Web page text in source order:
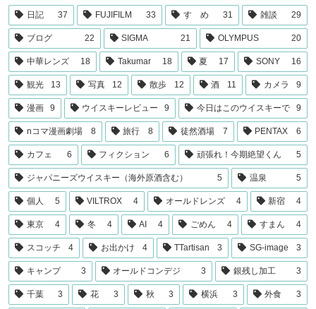
日記 37 FUJIFILM 33 すゝめ 31 雑談 29
ブログ 22 SIGMA 21 OLYMPUS 20
中華レンズ 18 Takumar 18 夏 17 SONY 16
観光 13 写真 12 散歩 12 酒 11 カメラ 9
漫画 9 ウイスキーレビュー 9 今日はこのウイスキーで 9
nコマ漫画劇場 8 旅行 8 徒然酒場 7 PENTAX 6
カフェ 6 フィクション 6 頑張れ！今期絶望くん 5
ジャパニーズウイスキー（海外原酒含む） 5 温泉 5
個人 5 VILTROX 4 オールドレンズ 4 新宿 4
東京 4 冬 4 AI 4 ごめん 4 すまん 4
スコッチ 4 お出かけ 4 TTartisan 3 SG-image 3
キャンプ 3 オールドコンデジ 3 銀残し加工 3
千葉 3 花 3 秋 3 横浜 3 外食 3